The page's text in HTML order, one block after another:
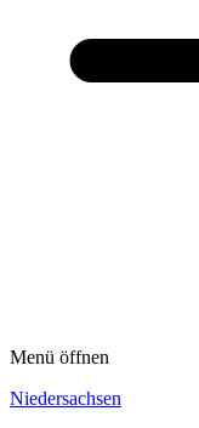
Menü öffnen
Niedersachsen